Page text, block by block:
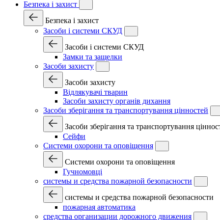
Безпека і захист
Безпека і захист
Засоби і системи СКУД
Засоби і системи СКУД
Замки та защелки
Засоби захисту
Засоби захисту
Відлякувачі тварин
Засоби захисту органів дихання
Засоби зберігання та транспортування цінностей
Засоби зберігання та транспортування
Сейфи
Системи охорони та оповіщення
Системи охорони та оповіщення
Гучномовці
системы и средства пожарной безопасности
системы и средства пожарной безопасности
пожарная автоматика
средства организации дорожного движения